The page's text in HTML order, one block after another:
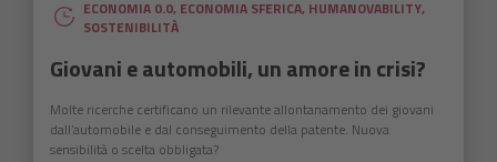
ECONOMIA 0.0, ECONOMIA SFERICA, HUMANOVABILITY,
SOSTENIBILITÀ
Giovani e automobili, un amore in crisi?
Molte ricerche certificano un rilevante allontanamento dei giovani
dall’automobile e dal conseguimento della patente. Nuova
sensibilità o scelta obbligata?